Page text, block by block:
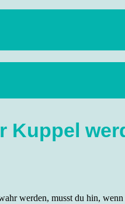
Wandern, Kunst
Kuppel
werden, musst du hin,